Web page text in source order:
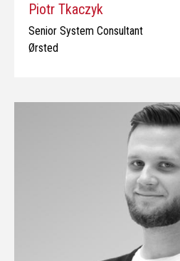
Piotr Tkaczyk
Senior System Consultant
Ørsted